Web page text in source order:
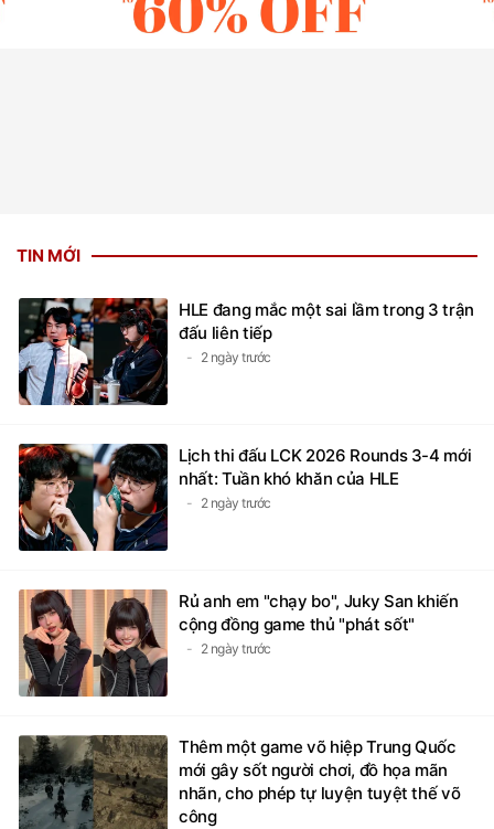
TIN MỚI
HLE đang mắc một sai lầm trong 3 trận
đấu liên tiếp
2 ngày trước
Lịch thi đấu LCK 2026 Rounds 3-4 mới
nhất: Tuần khó khăn của HLE
2 ngày trước
Rủ anh em "chạy bo", Juky San khiến
cộng đồng game thủ "phát sốt"
2 ngày trước
Thêm một game võ hiệp Trung Quốc
mới gây sốt người chơi, đồ họa mãn
nhãn, cho phép tự luyện tuyệt thế võ
công